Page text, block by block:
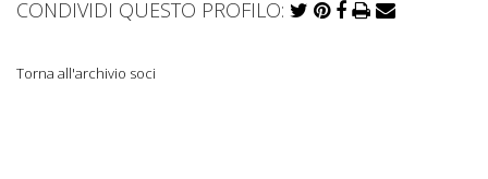
CONDIVIDI QUESTO PROFILO:
Torna all'archivio soci